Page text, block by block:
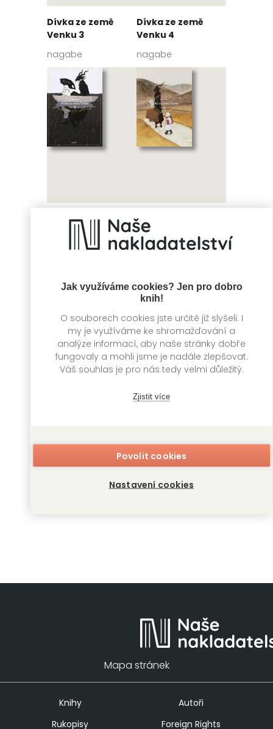
Jak využíváme cookies? Jen pro dobro
knih!
O souborech cookies jste určitě již slyšeli. I
my je využíváme ke shromažďování a
analýze informací, aby naše stránky dobře
fungovaly a mohli jsme je nadále zlepšovat.
Váš souhlas je pro nás tedy velmi důležitý.
Zjistit více
Povolit cookies
Nastavení cookies
Dívka ze země
Venku 3
nagabe
Dívka ze země
Venku 4
nagabe
Dívka ze země
Venku 5
nagabe
Dívka ze země
Venku 6
nagabe
nagabe
nagabe
Mapa stránek
Knihy
Autoři
Rukopisy
Foreign Rights